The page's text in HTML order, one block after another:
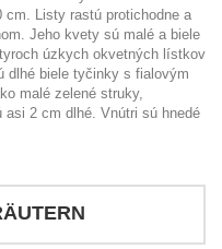
cm. Listy rastú protichodne a
Jeho kvety sú malé a biele
úzkych okvetných lístkov
dlhé biele tyčinky s fialovým
malé zelené struky,
asi 2 cm dlhé. Vnútri sú hnedé